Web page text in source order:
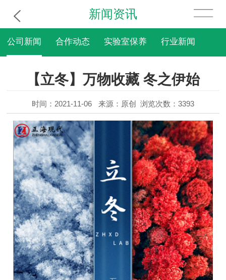
新闻资讯
公司新闻 合作动态 实验室保养 行业新闻
【立冬】万物收藏 冬之伊始
时间：2021-11-06 来源：原创 浏览次数：3393